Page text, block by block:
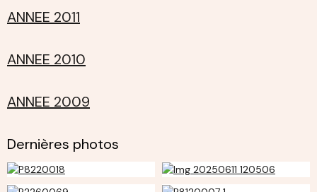
ANNEE 2011
ANNEE 2010
ANNEE 2009
Dernières photos